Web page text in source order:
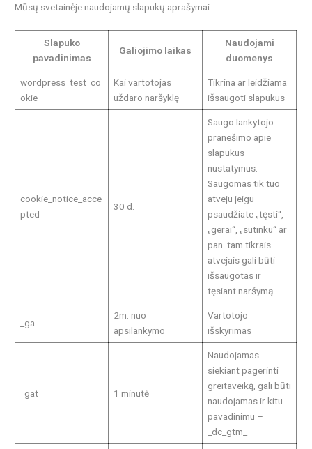
Mūsų svetainėje naudojamų slapukų aprašymai
Slapuko
pavadinimas
Galiojimo laikas
Naudojami
duomenys
wordpress_test_co
okie
Kai vartotojas
uždaro naršyklę
Tikrina ar leidžiama
išsaugoti slapukus
cookie_notice_acce
pted
30 d.
Saugo lankytojo
pranešimo apie
slapukus
nustatymus.
Saugomas tik tuo
atveju jeigu
psaudžiate „tęsti“,
„gerai“, „sutinku“ ar
pan. tam tikrais
atvejais gali būti
išsaugotas ir
tęsiant naršymą
_ga
2m. nuo
apsilankymo
Vartotojo
išskyrimas
_gat 1 minutė
Naudojamas
siekiant pagerinti
greitaveiką, gali būti
naudojamas ir kitu
pavadinimu –
_dc_gtm_